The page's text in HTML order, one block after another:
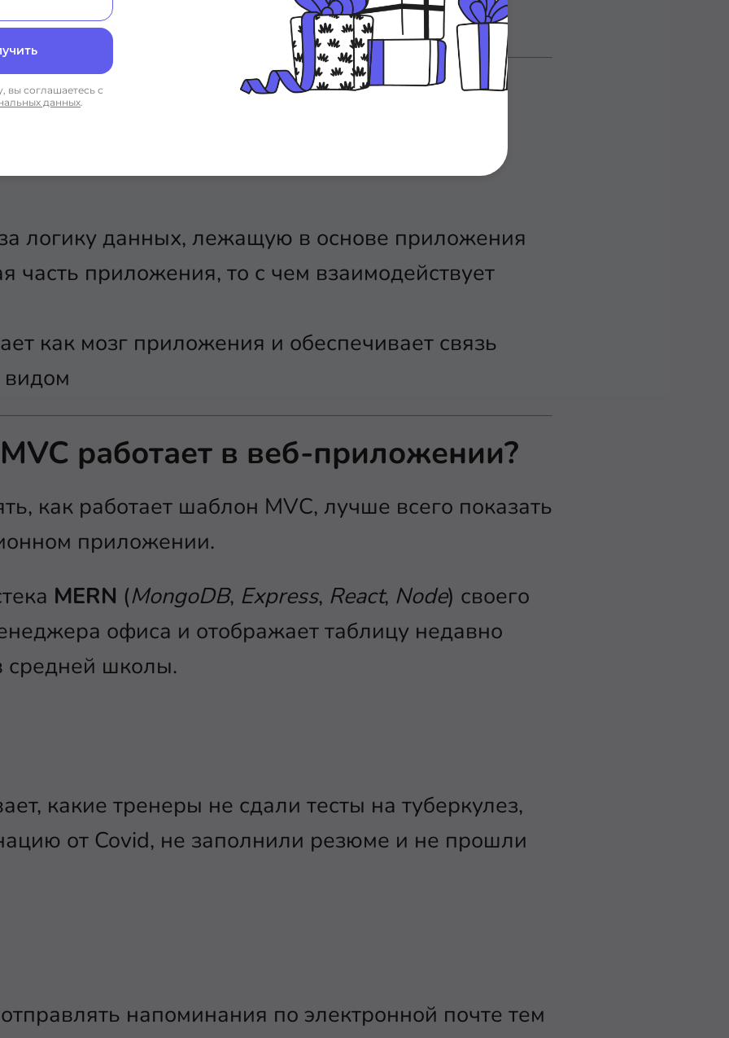
вы соглашаетесь с
данных. включает в себя MVC?
MVC состоит их трёх следующих
логику данных, лежащую в основе приложения
часть приложения, то с чем взаимодействует
как мозг приложения и обеспечивает связь
работает в веб-приложении?
как работает шаблон MVC, лучше всего показать
приложении.
MERN (MongoDB, Express, React, Node) своего
офиса и отображает таблицу недавно
средней школы.
какие тренеры не сдали тесты на туберкулез,
от Covid, не заполнили резюме и не прошли
напоминания по электронной почте тем